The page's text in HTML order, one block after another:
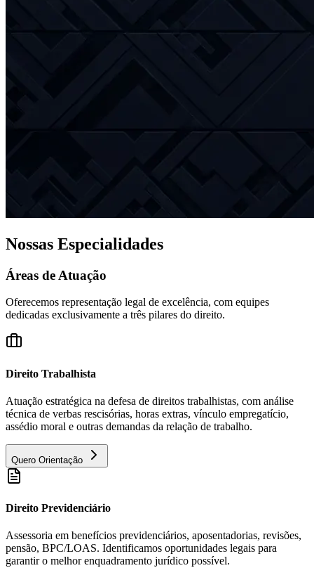
Nossas Especialidades
Áreas de Atuação
Oferecemos representação legal de excelência, com equipes
dedicadas exclusivamente a três pilares do direito.
Direito Trabalhista
Atuação estratégica na defesa de direitos trabalhistas, com análise
técnica de verbas rescisórias, horas extras, vínculo empregatício,
assédio moral e outras demandas da relação de trabalho.
Quero Orientação
Direito Previdenciário
Assessoria em benefícios previdenciários, aposentadorias, revisões,
pensão, BPC/LOAS. Identificamos oportunidades legais para
garantir o melhor enquadramento jurídico possível.